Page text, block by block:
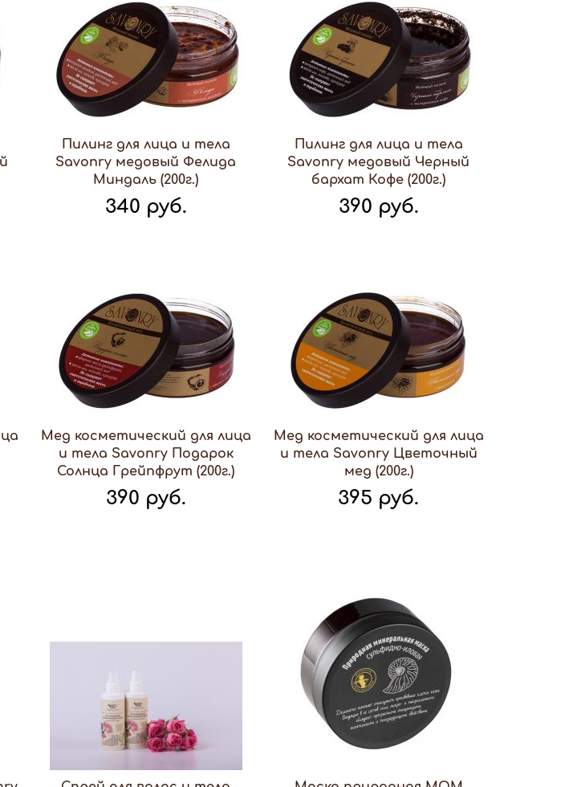
Пилинг для лица и тела
Savonry медовый Фелида
Миндаль (200г.)
340 руб.
Пилинг для лица и тела
Savonry медовый Черный
бархат Кофе (200г.)
390 руб.
Мед косметический для лица
и тела Savonry Подарок
Солнца Грейпфрут (200г.)
390 руб.
Мед косметический для лица
и тела Savonry Цветочный
мед (200г.)
395 руб.